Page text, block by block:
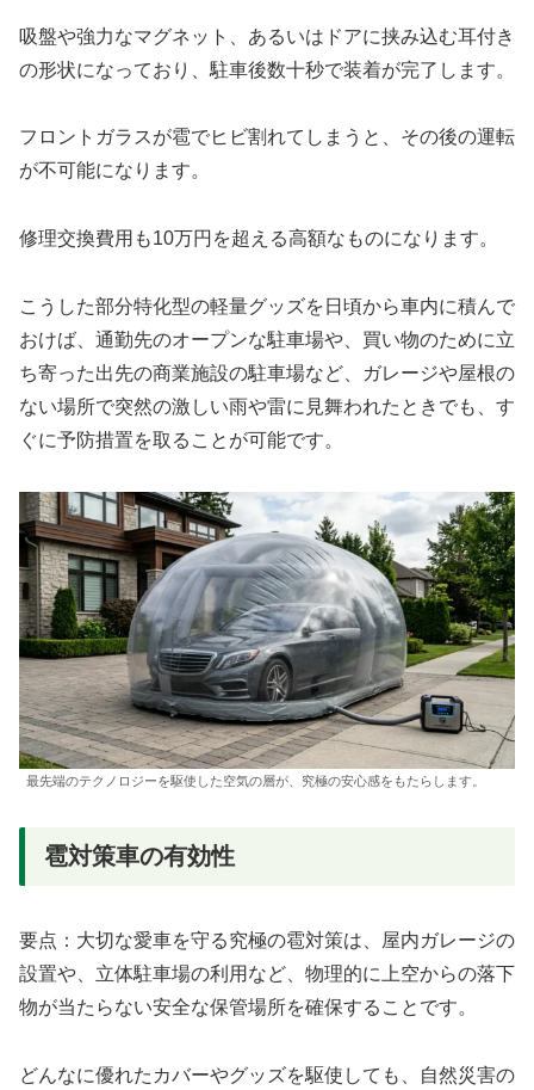
吸盤や強力なマグネット、あるいはドアに挟み込む耳付き
の形状になっており、駐車後数十秒で装着が完了します。
フロントガラスが雹でヒビ割れてしまうと、その後の運転
が不可能になります。
修理交換費用も10万円を超える高額なものになります。
こうした部分特化型の軽量グッズを日頃から車内に積んで
おけば、通勤先のオープンな駐車場や、買い物のために立
ち寄った出先の商業施設の駐車場など、ガレージや屋根の
ない場所で突然の激しい雨や雷に見舞われたときでも、す
ぐに予防措置を取ることが可能です。
最先端のテクノロジーを駆使した空気の層が、究極の安心感をもたらします。
雹対策車の有効性
要点：大切な愛車を守る究極の雹対策は、屋内ガレージの
設置や、立体駐車場の利用など、物理的に上空からの落下
物が当たらない安全な保管場所を確保することです。
どんなに優れたカバーやグッズを駆使しても、自然災害の